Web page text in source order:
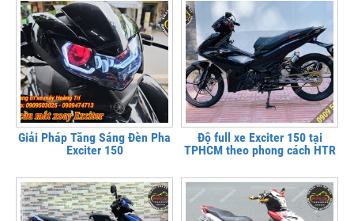
Giải Pháp Tăng Sáng Đèn Pha
Exciter 150
Độ full xe Exciter 150 tại
TPHCM theo phong cách HTR